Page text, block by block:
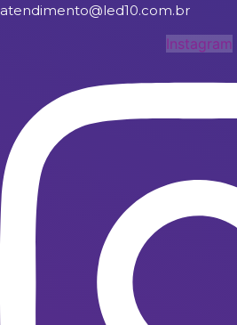
atendimento@led10.com.br
Instagram